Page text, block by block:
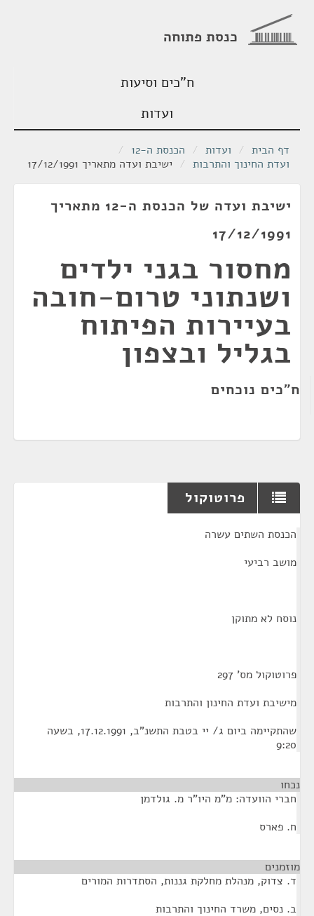
כנסת פתוחה
ח"כים וסיעות
ועדות
דף הבית / ועדות / הכנסת ה-12
/
ועדת החינוך והתרבות / ישיבת ועדה מתאריך 17/12/1991
ישיבת ועדה של הכנסת ה-12 מתאריך
17/12/1991
מחסור בגני ילדים
ושנתוני טרום-חובה
בעיירות הפיתוח
בגליל ובצפון
ח"כים נוכחים
פרוטוקול
הכנסת השתים עשרה
מושב רביעי
נוסח לא מתוקן
פרוטוקול מס' 297
מישיבת ועדת החינון והתרבות
שהתקיימה ביום ג/ יי בטבת התשנ"ב, 17.12.1991, בשעה
9:20
נכחו
חברי הוועדה: מ"מ היו"ר מ. גולדמן
ח. פארס
מוזמנים
ד. צדוק, מנהלת מחלקת גננות, הסתדרות המורים
ב. נסים, משרד החינוך והתרבות